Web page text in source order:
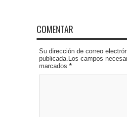
COMENTAR
Su dirección de correo
publicada.Los campos
marcados *